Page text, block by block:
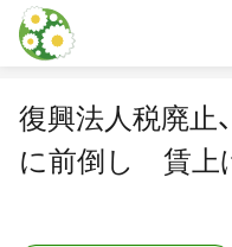
本文に飛ぶ
復興法人税廃
に前倒し 賃上